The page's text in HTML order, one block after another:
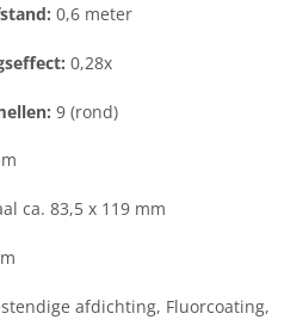
0,6 meter
0,28x
9 (rond)
ca. 83,5 x 119 mm
afdichting, Fluorcoating,